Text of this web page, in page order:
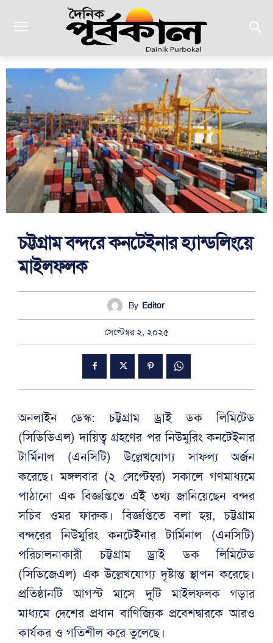
চট্টগ্রাম বন্দরে কনটেইনার হ্যান্ডলিংয়ে
মাইলফলক
By Editor
সেপ্টেম্বর ২, ২০২৫
অনলাইন ডেস্ক: চট্টগ্রাম ড্রাই ডক লিমিটেড
(সিডিডিএল) দায়িত্ব গ্রহণের পর নিউমুরিং কনটেইনার
টার্মিনাল (এনসিটি) উল্লেখযোগ্য সাফল্য অর্জন
করেছে। মঙ্গলবার (২ সেপ্টেম্বর) সকালে গণমাধ্যমে
পাঠানো এক বিজ্ঞপ্তিতে এই তথ্য জানিয়েছেন বন্দর
সচিব ওমর ফারুক। বিজ্ঞপ্তিতে বলা হয়, চট্টগ্রাম
বন্দরের নিউমুরিং কনটেইনার টার্মিনাল (এনসিটি)
পরিচালনাকারী চট্টগ্রাম ড্রাই ডক লিমিটেড
(সিডিজেএল) এক উল্লেখযোগ্য দৃষ্টান্ত স্থাপন করেছে।
প্রতিষ্ঠানটি আগস্ট মাসে দুটি মাইলফলক গড়ার
মাধ্যমে দেশের প্রধান বাণিজ্যিক প্রবেশদ্বারকে আরও
কার্যকর ও গতিশীল করে তুলেছে।